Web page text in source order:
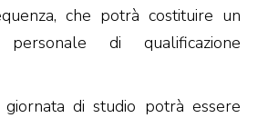
che potrà costituire un
di qualificazione
giornata di studio potrà essere